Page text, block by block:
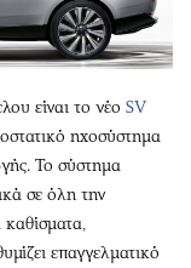
είναι το νέο SV
ηχοσύστημα
Το σύστημα
σε όλη την
επαγγελματικό